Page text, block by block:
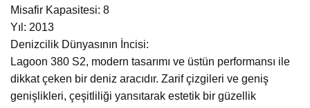
Misafir Kapasitesi: 8
Yıl: 2013
Denizcilik Dünyasının İncisi:
Lagoon 380 S2, modern tasarımı ve üstün performansı ile
dikkat çeken bir deniz aracıdır. Zarif çizgileri ve geniş
genişlikleri, çeşitliliği yansıtarak estetik bir güzellik